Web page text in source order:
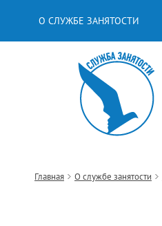
О СЛУЖБЕ ЗАНЯТОСТИ
Главная О службе занятости